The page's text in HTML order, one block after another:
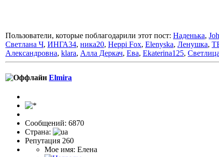
Пользователи, которые поблагодарили этот пост: Наденька,
Светлана Ч, ИНГА34, ника20, Heppi Fox, Elenyska, Ленушка,
Александровна, klara, Алла Деркач, Ева, Ekaterina125,
Elmira
Сообщений: 6870
Страна:
Репутация 260
Мое имя: Елена